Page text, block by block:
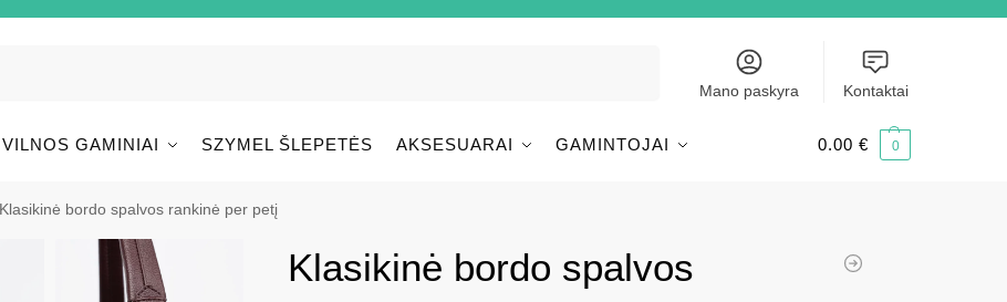
Mano paskyra Kontaktai
VILNOS GAMINIAI SZYMEL ŠLEPETĖS AKSESUARAI GAMINTOJAI 0.00 € 0
Klasikinė bordo spalvos rankinė per petį
Klasikinė bordo spalvos